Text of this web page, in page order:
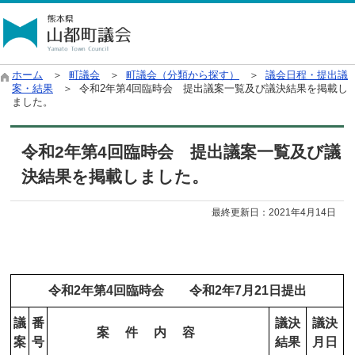
ホーム ＞ 町議会 ＞ 町議会（分類から探す） ＞ 議会日程・提出議
案・結果 ＞ 令和2年第4回臨時会 提出議案一覧及び議決結果を掲載し
ました。
令和2年第4回臨時会 提出議案一覧及び議
決結果を掲載しました。
最終更新日：2021年4月14日
令和2年第4回臨時会 令和2年7月21日提出
議
案
番
号
案 件 内 容
議決
結果
議決
月日